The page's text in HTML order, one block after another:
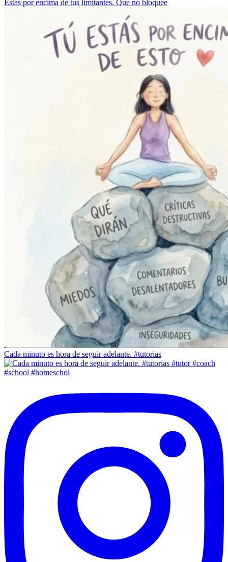
Estás por encima de tus limitantes. Que no bloquee
Cada minuto es hora de seguir adelante. #tutorias